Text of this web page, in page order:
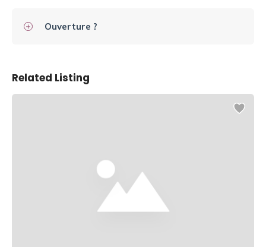
Ouverture ?
Related Listing